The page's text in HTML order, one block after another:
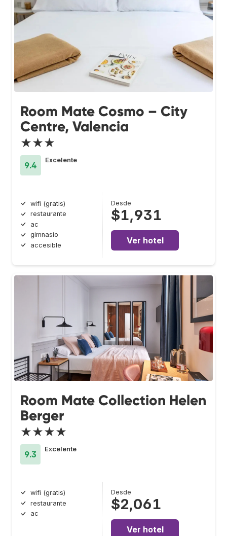
Room Mate Cosmo – City
Centre, Valencia
★★★
9.4
Excelente
wifi (gratis)
restaurante
ac
gimnasio
accesible
Desde
$1,931
Ver hotel
Room Mate Collection Helen
Berger
★★★★
9.3
Excelente
wifi (gratis)
restaurante
ac
Desde
$2,061
Ver hotel